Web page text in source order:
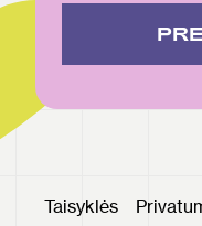
Taisyklės